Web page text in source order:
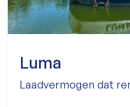
Luma
Laadvermogen dat